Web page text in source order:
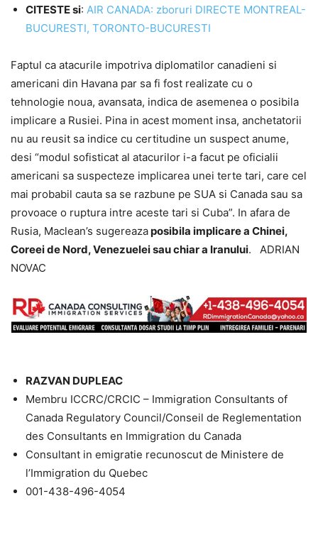
CITESTE si: AIR CANADA: zboruri DIRECTE MONTREAL-
BUCURESTI, TORONTO-BUCURESTI
Faptul ca atacurile impotriva diplomatilor canadieni si
americani din Havana par sa fi fost realizate cu o
tehnologie noua, avansata, indica de asemenea o posibila
implicare a Rusiei. Pina in acest moment insa, anchetatorii
nu au reusit sa indice cu certitudine un suspect anume,
desi “modul sofisticat al atacurilor i-a facut pe oficialii
americani sa suspecteze implicarea unei terte tari, care cel
mai probabil cauta sa se razbune pe SUA si Canada sau sa
provoace o ruptura intre aceste tari si Cuba”. In afara de
Rusia, Maclean’s sugereazaposibila implicare a Chinei,
Coreei de Nord, Venezuelei sau chiar a Iranului. ADRIAN
NOVAC
RAZVAN DUPLEAC
Membru ICCRC/CRCIC – Immigration Consultants of
Canada Regulatory Council/Conseil de Reglementation
des Consultants en Immigration du Canada
Consultant in emigratie recunoscut de Ministere de
l’Immigration du Quebec
001-438-496-4054